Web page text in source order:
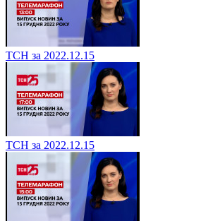
ТСН за 2022.12.15
ТСН за 2022.12.15